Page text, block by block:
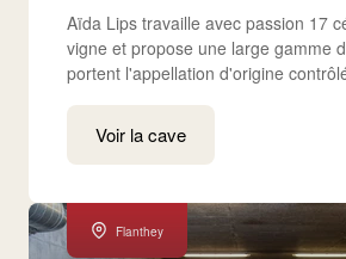
Aïda Lips travaille avec passion 17
vigne et propose une large gamme
portent l'appellation d'origine
Voir la cave
Flanthey